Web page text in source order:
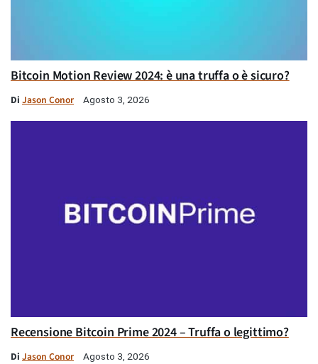
Bitcoin Motion Review 2024: è una truffa o è sicuro?
Di Jason Conor Agosto 3, 2026
Recensione Bitcoin Prime 2024 – Truffa o legittimo?
Di Jason Conor Agosto 3, 2026